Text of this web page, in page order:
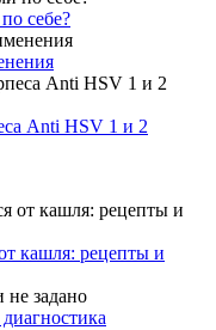
себе?
Anti HSV 1 и 2
кашля: рецепты и